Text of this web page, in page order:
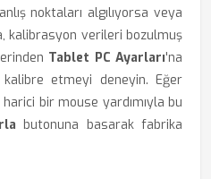
noktaları algılıyorsa veya
kalibrasyon verileri bozulmuş
Tablet PC Ayarları'na
kalibre etmeyi deneyin. Eğer
bir mouse yardımıyla bu
butonuna basarak fabrika